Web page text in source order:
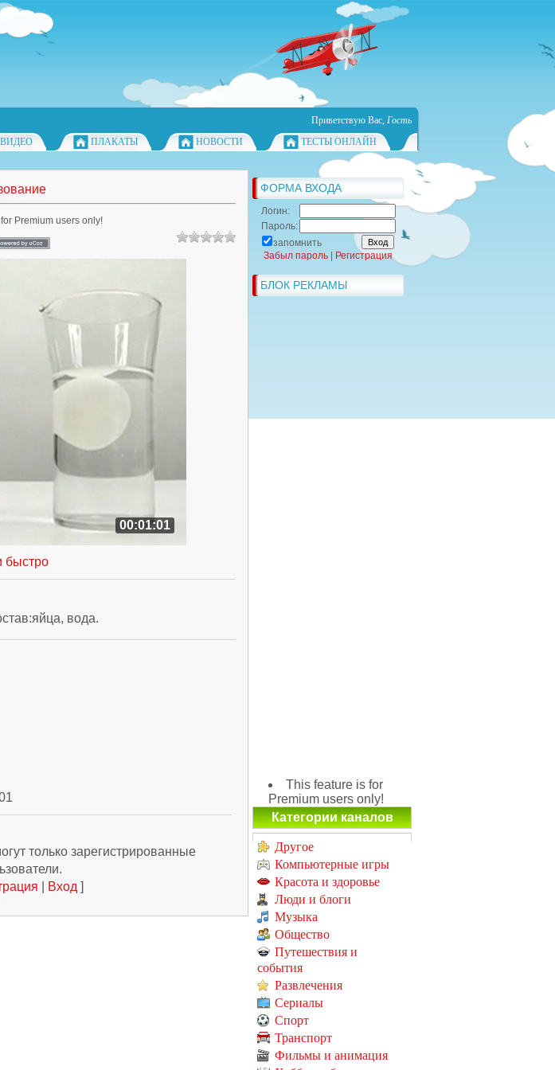
Приветствую Вас, Гость
ВИДЕО ПЛАКАТЫ НОВОСТИ
ТЕСТЫ ОНЛАЙН
00:01:01
быстро
вода.
только зарегистрированные
Вход ]
ФОРМА ВХОДА
Логин:
Пароль:
запомнить
Забыл пароль
Регистрация
БЛОК РЕКЛАМЫ
This feature is for
Premium users only!
Категории каналов
Другое
Компьютерные игры
Красота и здоровье
Люди и блоги
Музыка
Общество
Путешествия и
события
Развлечения
Сериалы
Спорт
Транспорт
Фильмы и анимация
Premium users only!